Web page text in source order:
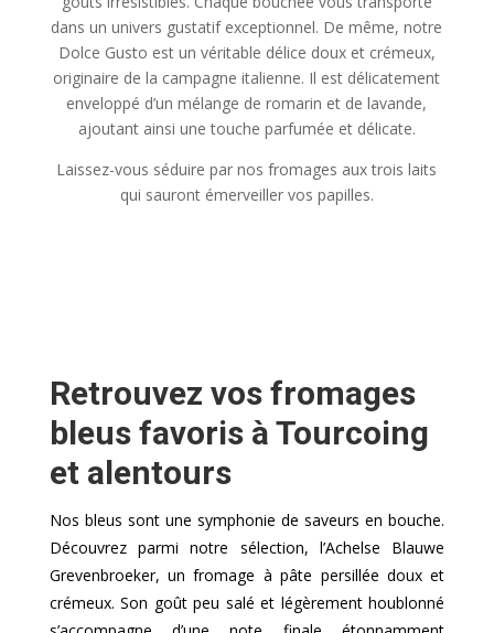
dans un univers gustatif exceptionnel. De même, notre
Dolce Gusto est un véritable délice doux et crémeux,
originaire de la campagne italienne. Il est délicatement
enveloppé d’un mélange de romarin et de lavande,
ajoutant ainsi une touche parfumée et délicate.
Laissez-vous séduire par nos fromages aux trois laits
qui sauront émerveiller vos papilles.
Retrouvez vos fromages
bleus favoris à Tourcoing
et alentours
Nos bleus sont une symphonie de saveurs en bouche.
Découvrez parmi notre sélection, l’Achelse Blauwe
Grevenbroeker, un fromage à pâte persillée doux et
crémeux. Son goût peu salé et légèrement houblonné